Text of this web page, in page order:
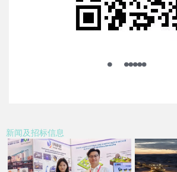
新闻及招标信息